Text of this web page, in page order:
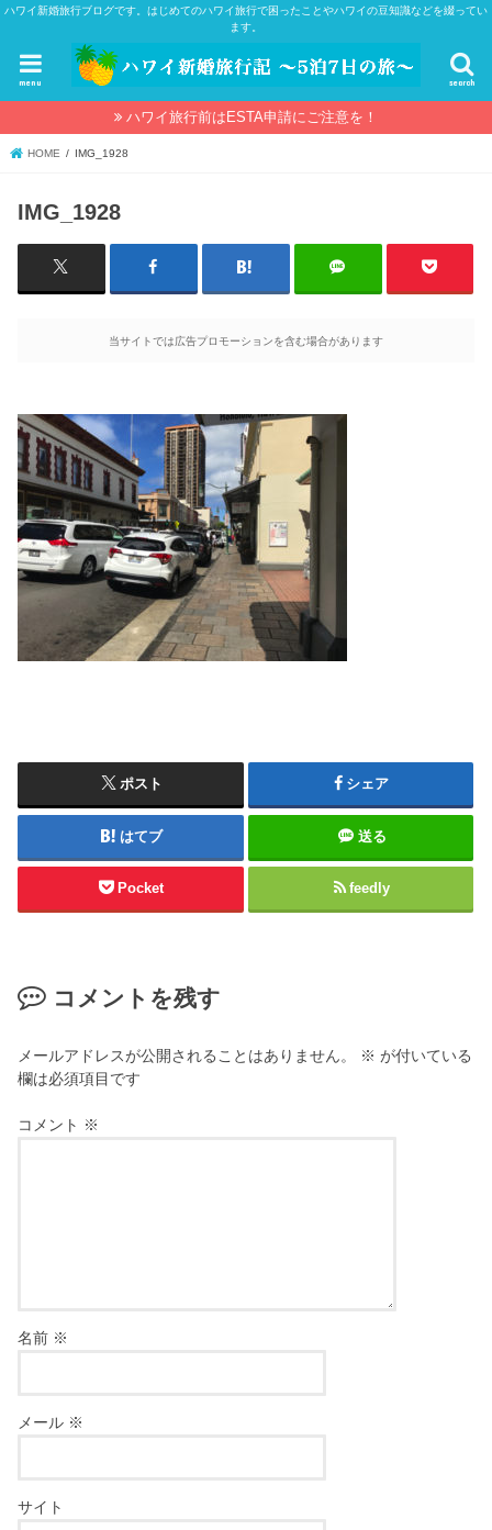
ハワイ新婚旅行ブログです。はじめてのハワイ旅行で困ったことやハワイの豆知識などを綴ってい
ます。
search
menu
ハワイ旅行前はESTA申請にご注意を！
HOME IMG_1928
IMG_1928
当サイトでは広告プロモーションを含む場合があります
ポスト シェア
はてブ 送る
Pocket feedly
コメントを残す
メールアドレスが公開されることはありません。 ※ が付いている
欄は必須項目です
コメント ※
名前 ※
メール ※
サイト